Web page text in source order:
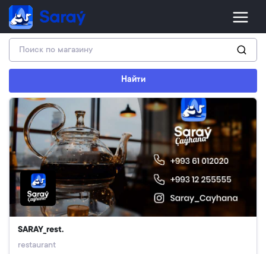
Найти
SARAY_rest.
restaurant